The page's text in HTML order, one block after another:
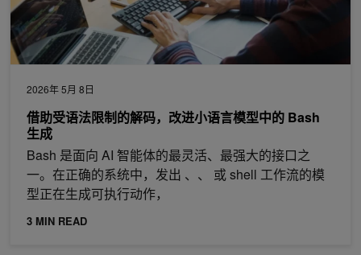
2026年 5月 8日
借助受语法限制的解码，改进小语言模型中的 Bash
生成
Bash 是面向 AI 智能体的最灵活、最强大的接口之
一。在正确的系统中，发出 、、 或 shell 工作流的模
型正在生成可执行动作，
3 MIN READ